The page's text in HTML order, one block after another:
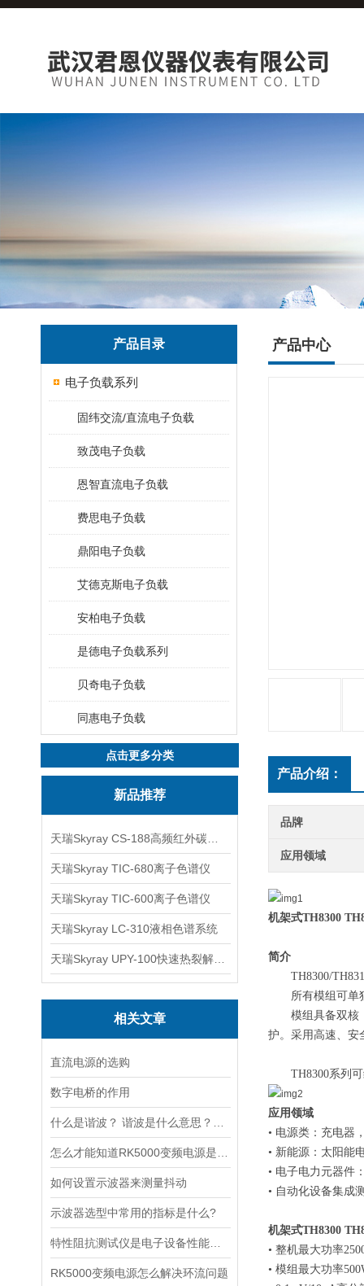
产品目录
电子负载系列
固纬交流/直流电子负载
致茂电子负载
恩智直流电子负载
费思电子负载
鼎阳电子负载
艾德克斯电子负载
安柏电子负载
是德电子负载系列
贝奇电子负载
同惠电子负载
点击更多分类
新品推荐
天瑞Skyray TIC-680离子色谱仪
天瑞Skyray TIC-600离子色谱仪
天瑞Skyray LC-310液相色谱系统
相关文章
直流电源的选购
数字电桥的作用
如何设置示波器来测量抖动
示波器选型中常用的指标是什么?
RK5000变频电源怎么解决环流问题
产品中心
产品介绍：
品牌
应用领域
机架式TH8300
简介
TH8300/
所有模组可单
模组具备双核
护。采用高速、安
TH8300系列
应用领域
• 电源类：充电器
• 新能源：太阳能
• 电子电力元器件
• 自动化设备集成
机架式TH8300
• 整机最大功率
• 模组最大功率